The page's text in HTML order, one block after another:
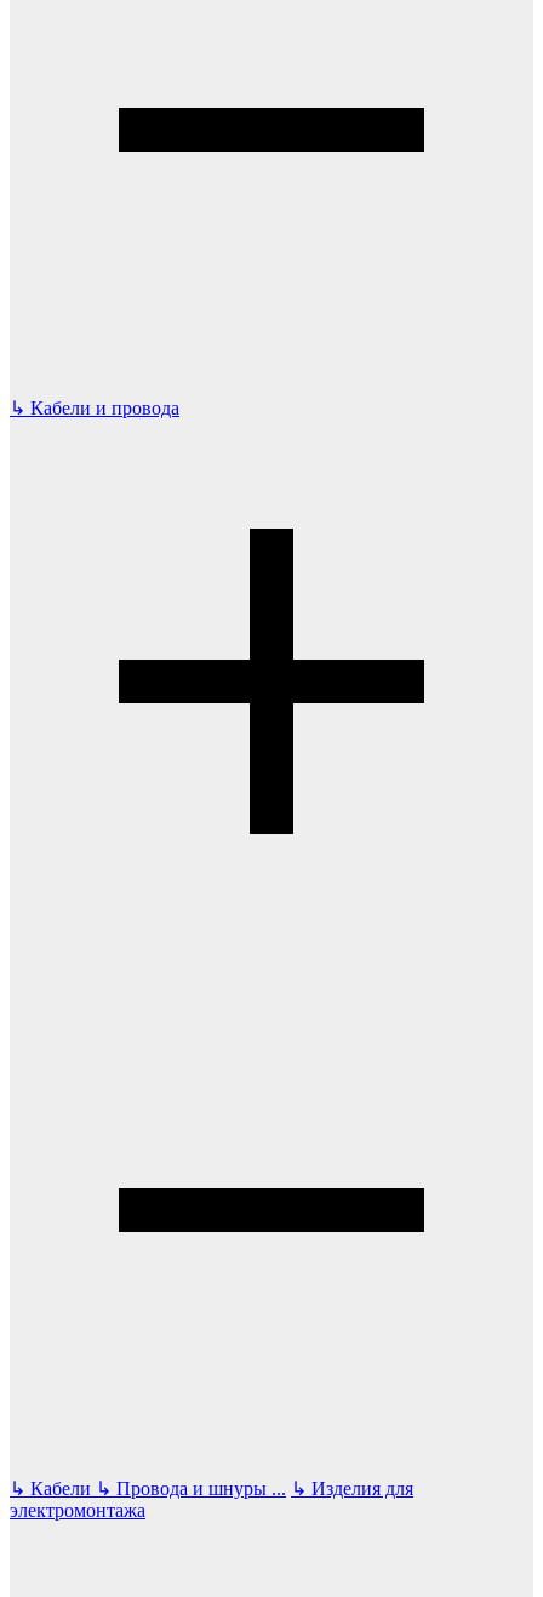
↳ Кабели и провода
↳ Кабели ↳ Провода и шнуры ... ↳ Изделия для
электромонтажа